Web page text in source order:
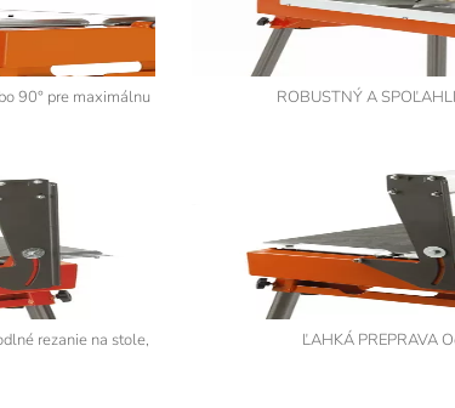
90° pre maximálnu
ROBUSTNÝ A
rezanie na stole,
ĽAHKÁ PREPRAVA